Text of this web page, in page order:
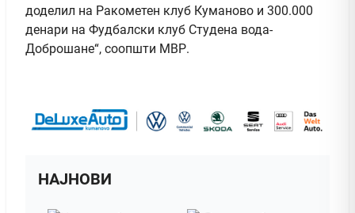
доделил на Ракометен клуб Куманово и 300.000
денари на Фудбалски клуб Студена вода-
Доброшане“, соопшти МВР.
НАЈНОВИ